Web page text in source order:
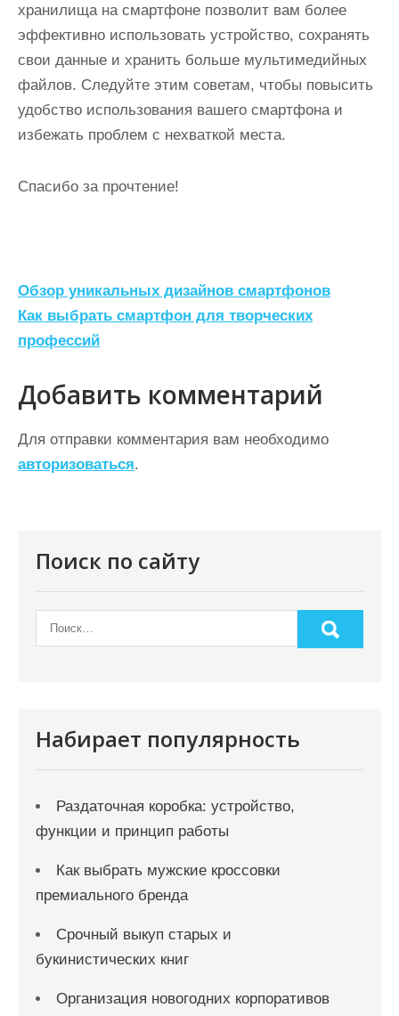
хранилища на смартфоне позволит вам более
эффективно использовать устройство, сохранять
свои данные и хранить больше мультимедийных
файлов. Следуйте этим советам, чтобы повысить
удобство использования вашего смартфона и
избежать проблем с нехваткой места.
Спасибо за прочтение!
Н
а
в
и
г
а
ц
Обзор уникальных дизайнов смартфонов
Как выбрать смартфон для творческих
профессий
Добавить комментарий
Для отправки комментария вам необходимо
авторизоваться.
Поиск по сайту
Набирает популярность
Раздаточная коробка: устройство,
функции и принцип работы
Как выбрать мужские кроссовки
премиального бренда
Срочный выкуп старых и
букинистических книг
Организация новогодних корпоративов